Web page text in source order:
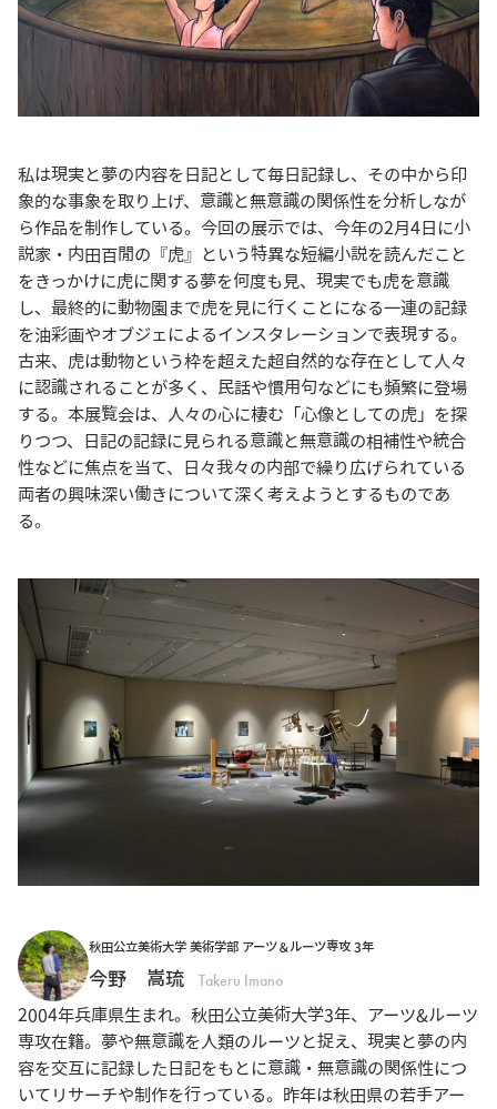
私は現実と夢の内容を日記として毎日記録し、その中から印
象的な事象を取り上げ、意識と無意識の関係性を分析しなが
ら作品を制作している。今回の展示では、今年の2月4日に小
説家・内田百閒の『虎』という特異な短編小説を読んだこと
をきっかけに虎に関する夢を何度も見、現実でも虎を意識
し、最終的に動物園まで虎を見に行くことになる一連の記録
を油彩画やオブジェによるインスタレーションで表現する。
古来、虎は動物という枠を超えた超自然的な存在として人々
に認識されることが多く、民話や慣用句などにも頻繁に登場
する。本展覧会は、人々の心に棲む「心像としての虎」を探
りつつ、日記の記録に見られる意識と無意識の相補性や統合
性などに焦点を当て、日々我々の内部で繰り広げられている
両者の興味深い働きについて深く考えようとするものであ
る。
秋田公立美術大学 美術学部 アーツ＆ルーツ専攻 3年
今野 嵩琉 Takeru Imano
2004年兵庫県生まれ。秋田公立美術大学3年、アーツ&ルーツ
専攻在籍。夢や無意識を人類のルーツと捉え、現実と夢の内
容を交互に記録した日記をもとに意識・無意識の関係性につ
いてリサーチや制作を行っている。昨年は秋田県の若手アー